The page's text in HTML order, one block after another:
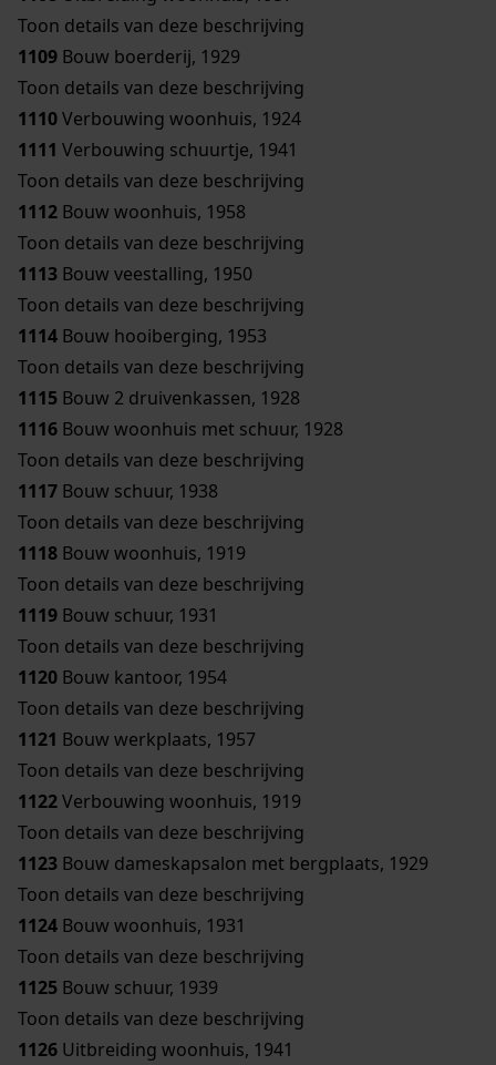
Toon details van deze beschrijving
1109 Bouw boerderij, 1929
Toon details van deze beschrijving
1110Verbouwing woonhuis, 1924
1111 Verbouwing schuurtje, 1941
Toon details van deze beschrijving
1112 Bouw woonhuis, 1958
Toon details van deze beschrijving
1113 Bouw veestalling, 1950
Toon details van deze beschrijving
1114 Bouw hooiberging, 1953
Toon details van deze beschrijving
1115 Bouw 2 druivenkassen, 1928
1116 Bouw woonhuis met schuur, 1928
Toon details van deze beschrijving
1117 Bouw schuur, 1938
Toon details van deze beschrijving
1118 Bouw woonhuis, 1919
Toon details van deze beschrijving
1119 Bouw schuur, 1931
Toon details van deze beschrijving
1120 Bouw kantoor, 1954
Toon details van deze beschrijving
1121 Bouw werkplaats, 1957
Toon details van deze beschrijving
1122Verbouwing woonhuis, 1919
Toon details van deze beschrijving
1123 Bouw dameskapsalon met bergplaats, 1929
Toon details van deze beschrijving
1124 Bouw woonhuis, 1931
Toon details van deze beschrijving
1125 Bouw schuur, 1939
Toon details van deze beschrijving
1126 Uitbreiding woonhuis, 1941